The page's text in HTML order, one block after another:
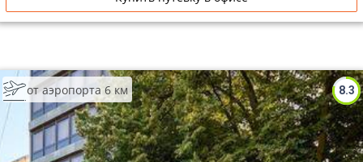
8.3
от аэропорта 6 км